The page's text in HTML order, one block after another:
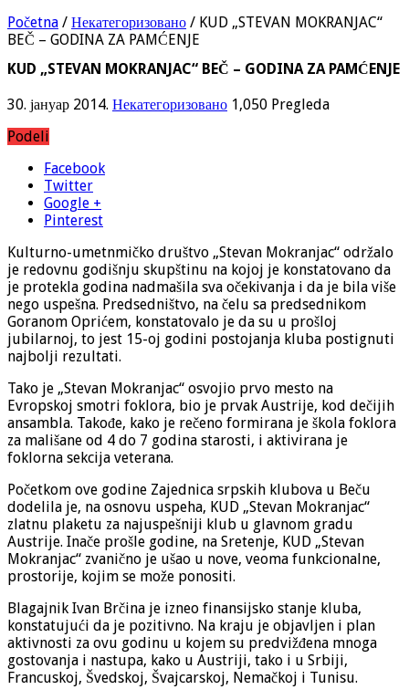
Početna / Некатегоризовано / KUD „STEVAN MOKRANJAC“
BEČ – GODINA ZA PAMĆENJE
KUD „STEVAN MOKRANJAC“ BEČ – GODINA ZA PAMĆENJE
30. јануар 2014. Некатегоризовано 1,050 Pregleda
Podeli
Facebook
Twitter
Google +
Pinterest
Kulturno-umetnmičko društvo „Stevan Mokranjac“ održalo
je redovnu godišnju skupštinu na kojoj je konstatovano da
je protekla godina nadmašila sva očekivanja i da je bila više
nego uspešna. Predsedništvo, na čelu sa predsednikom
Goranom Oprićem, konstatovalo je da su u prošloj
jubilarnoj, to jest 15-oj godini postojanja kluba postignuti
najbolji rezultati.
Tako je „Stevan Mokranjac“ osvojio prvo mesto na
Evropskoj smotri foklora, bio je prvak Austrije, kod dečijih
ansambla. Takođe, kako je rečeno formirana je škola foklora
za mališane od 4 do 7 godina starosti, i aktivirana je
foklorna sekcija veterana.
Početkom ove godine Zajednica srpskih klubova u Beču
dodelila je, na osnovu uspeha, KUD „Stevan Mokranjac“
zlatnu plaketu za najuspešniji klub u glavnom gradu
Austrije. Inače prošle godine, na Sretenje, KUD „Stevan
Mokranjac“ zvanično je ušao u nove, veoma funkcionalne,
prostorije, kojim se može ponositi.
Blagajnik Ivan Brčina je izneo finansijsko stanje kluba,
konstatujući da je pozitivno. Na kraju je objavljen i plan
aktivnosti za ovu godinu u kojem su predvižđena mnoga
gostovanja i nastupa, kako u Austriji, tako i u Srbiji,
Francuskoj, Švedskoj, Švajcarskoj, Nemačkoj i Tunisu.